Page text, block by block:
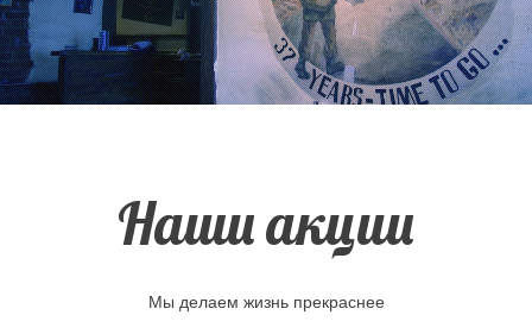
Наши акции
Мы делаем жизнь прекраснее